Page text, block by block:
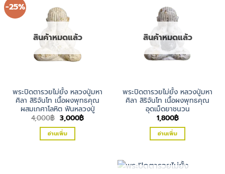
-25%
สินค้าหมดแล้ว
พระปิดตารวยไม่ยั้ง หลวงปู่มหา
ศิลา สิริจันโท เนื้อผงพุทธคุณ
ผสมเกศาโลหิต ฟันหลวงปู่
4,000฿ Original
price
was:
4,000฿.
3,000฿Current
อ่านเพิ่ม
สินค้าหมดแล้ว
พระปิดตารวยไม่ยั้ง หลวงปู่มหา
ศิลา สิริจันโท เนื้อผงพุทธคุณ
อุดเม็ดยาชนวน
1,800฿
อ่านเพิ่ม